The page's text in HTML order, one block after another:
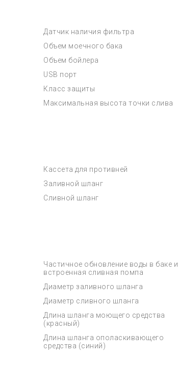
Датчик наличия фильтра
Объем моечного бака
Объем бойлера
USB порт
Класс защиты
Максимальная высота точки слива
Кассета для противней
Заливной шланг
Сливной шланг
Частичное обновление воды в баке и
встроенная сливная помпа
Диаметр заливного шланга
Диаметр сливного шланга
Длина шланга моющего средства
(красный)
Длина шланга ополаскивающего
средства (синий)